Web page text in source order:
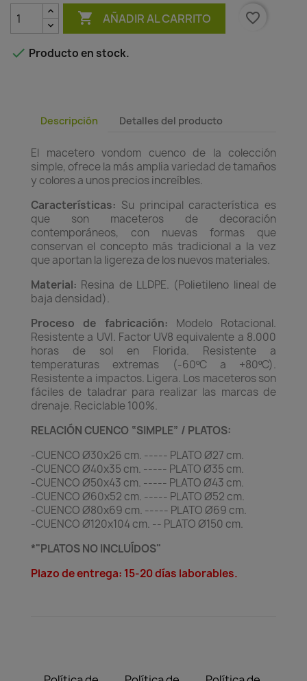
 AÑADIR AL CARRITO favorite_border
 Producto en stock.
Descripción Detalles del producto
El macetero vondom cuenco de la colección
simple, ofrece la más amplia variedad de tamaños
y colores a unos precios increíbles.
Características: Su principal característica es
que son maceteros de decoración
contemporáneos, con nuevas formas que
conservan el concepto más tradicional a la vez
que aportan la ligereza de los nuevos materiales.
Material: Resina de LLDPE. (Polietileno lineal de
baja densidad).
Proceso de fabricación: Modelo Rotacional.
Resistente a UVI. Factor UV8 equivalente a 8.000
horas de sol en Florida. Resistente a
temperaturas extremas (-60ºC a +80ºC).
Resistente a impactos. Ligera. Los maceteros son
fáciles de taladrar para realizar las marcas de
drenaje. Reciclable 100%.
RELACIÓN CUENCO “SIMPLE” / PLATOS:
-CUENCO Ø30x26 cm. ----- PLATO Ø27 cm.
-CUENCO Ø40x35 cm. ----- PLATO Ø35 cm.
-CUENCO Ø50x43 cm. ----- PLATO Ø43 cm.
-CUENCO Ø60x52 cm. ----- PLATO Ø52 cm.
-CUENCO Ø80x69 cm. ----- PLATO Ø69 cm.
-CUENCO Ø120x104 cm. -- PLATO Ø150 cm.
*"PLATOS NO INCLUÍDOS"
Plazo de entrega: 15-20 días laborables.